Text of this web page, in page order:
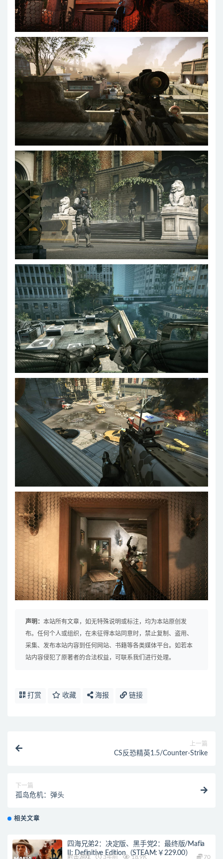
声明： 本站所有文章，如无特殊说明或标注，均为本站原创发
布。任何个人或组织，在未征得本站同意时，禁止复制、盗用、
采集、发布本站内容到任何网站、书籍等各类媒体平台。如若本
站内容侵犯了原著者的合法权益，可联系我们进行处理。
打赏 收藏 海报 链接
上一篇
CS反恐精英1.5/Counter-Strike
下一篇
孤岛危机：弹头
相关文章
四海兄弟2：决定版、黑手党2：最终版/Mafia
II: Definitive Edition（STEAM:￥229.00）
射击游戏 3年前 18.9K 70